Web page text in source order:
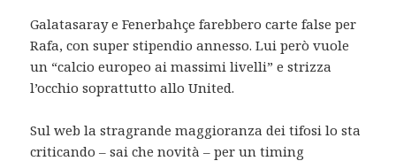
Galatasaray e Fenerbahçe farebbero carte false per
Rafa, con super stipendio annesso. Lui però vuole
un “calcio europeo ai massimi livelli” e strizza
l’occhio soprattutto allo United.
Sul web la stragrande maggioranza dei tifosi lo sta
criticando – sai che novità – per un timing